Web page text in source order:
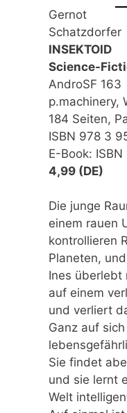
Gernot
Schatzdorfer
INSEKTOID
Science-
AndroSF 163
p.machinery,
184 Seiten,
ISBN 978 3
E-Book:
4,99 (DE)
Die junge
einem rauen
kontrollieren
Planeten,
Ines überlebt
auf einem
und verliert
Ganz auf
Sie findet
und sie lernt
Welt